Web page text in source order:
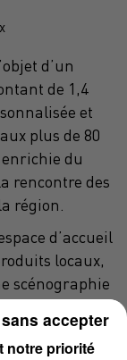
d’un
de 1,4
et
plus de 80
du
rencontre des
région.
d’accueil
locaux,
scénographie
notre priorité
accepter